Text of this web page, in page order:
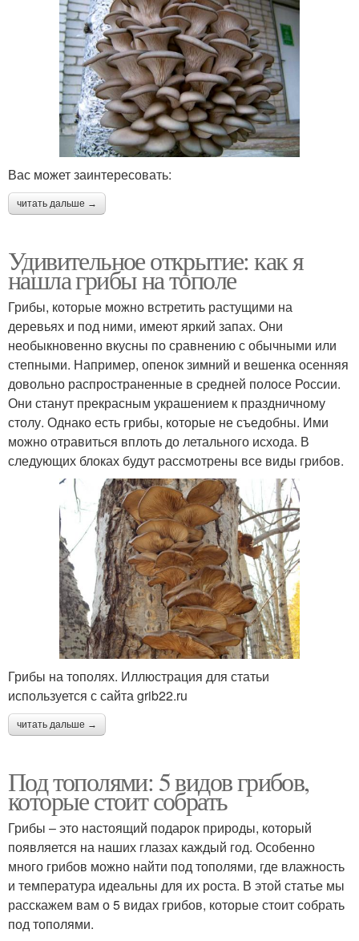
Вас может заинтересовать:
читать дальше →
Удивительное открытие: как я
нашла грибы на тополе
Грибы, которые можно встретить растущими на
деревьях и под ними, имеют яркий запах. Они
необыкновенно вкусны по сравнению с обычными или
степными. Например, опенок зимний и вешенка осенняя
довольно распространенные в средней полосе России.
Они станут прекрасным украшением к праздничному
столу. Однако есть грибы, которые не съедобны. Ими
можно отравиться вплоть до летального исхода. В
следующих блоках будут рассмотрены все виды грибов.
Грибы на тополях. Иллюстрация для статьи
используется с сайта grib22.ru
читать дальше →
Под тополями: 5 видов грибов,
которые стоит собрать
Грибы – это настоящий подарок природы, который
появляется на наших глазах каждый год. Особенно
много грибов можно найти под тополями, где влажность
и температура идеальны для их роста. В этой статье мы
расскажем вам о 5 видах грибов, которые стоит собрать
под тополями.